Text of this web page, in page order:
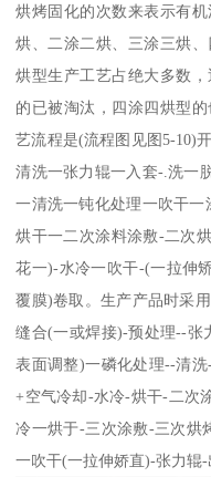
烘烤固化的次数来表示有
烘、二涂二烘、三涂三烘
烘型生产工艺占绝大多数
的已被淘汰，四涂四烘型
艺流程是(流程图见图5-10)
清洗一张力辊一入套-.洗一
一清洗一钝化处理一吹干
烘干一二次涂料涂敷-二次
花一)-水冷一吹干-(一拉伸
覆膜)卷取。生产产品时采
缝合(一或焊接)-预处理--张
表面调整)一磷化处理--清
+空气冷却-水冷-烘干-二次
冷一烘于-三次涂敷-三次烘
一吹干(一拉伸娇直)-张力辊